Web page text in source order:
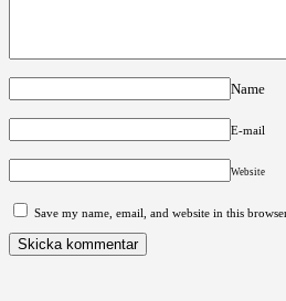
Name
E-mail
Website
Save my name, email, and website in this